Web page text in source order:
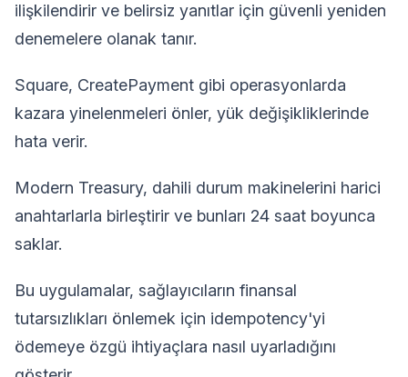
ilişkilendirir ve belirsiz yanıtlar için güvenli yeniden
denemelere olanak tanır.
Square, CreatePayment gibi operasyonlarda
kazara yinelenmeleri önler, yük değişikliklerinde
hata verir.
Modern Treasury, dahili durum makinelerini harici
anahtarlarla birleştirir ve bunları 24 saat boyunca
saklar.
Bu uygulamalar, sağlayıcıların finansal
tutarsızlıkları önlemek için idempotency'yi
ödemeye özgü ihtiyaçlara nasıl uyarladığını